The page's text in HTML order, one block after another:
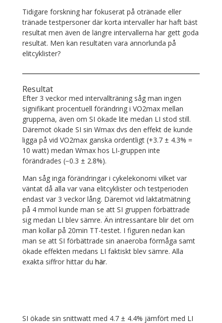
Tidigare forskning har fokuserat på otränade eller
tränade testpersoner där korta intervaller har haft bäst
resultat men även de längre intervallerna har gett goda
resultat. Men kan resultaten vara annorlunda på
elitcyklister?
Resultat
Efter 3 veckor med intervallträning såg man ingen
signifikant procentuell förändring i VO2max mellan
grupperna, även om SI ökade lite medan LI stod still.
Däremot ökade SI sin Wmax dvs den effekt de kunde
ligga på vid VO2max ganska ordentligt (+3.7 ± 4.3% =
10 watt) medan Wmax hos LI-gruppen inte
förändrades (−0.3 ± 2.8%).
Man såg inga förändringar i cykelekonomi vilket var
väntat då alla var vana elitcyklister och testperioden
endast var 3 veckor lång. Däremot vid laktatmätning
på 4 mmol kunde man se att SI gruppen förbättrade
sig medan LI blev sämre. Än intressantare blir det om
man kollar på 20min TT-testet. I figuren nedan kan
man se att SI förbättrade sin anaeroba förmåga samt
ökade effekten medans LI faktiskt blev sämre. Alla
exakta siffror hittar du här.
SI ökade sin snittwatt med 4.7 ± 4.4% jämfört med LI